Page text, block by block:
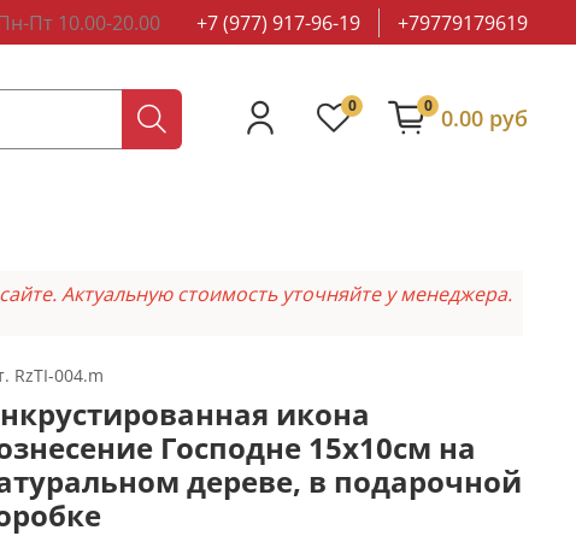
Пт 10.00-20.00 +7 (977) 917-96-19 +79779179619
0 0 0.00 руб
Актуальную стоимость уточняйте у менеджера.
RzTI-004.m
икона
Господне 15х10см на
дереве, в подарочной